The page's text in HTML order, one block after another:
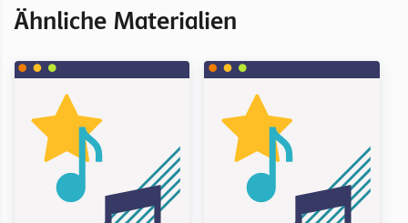
Ähnliche Materialien